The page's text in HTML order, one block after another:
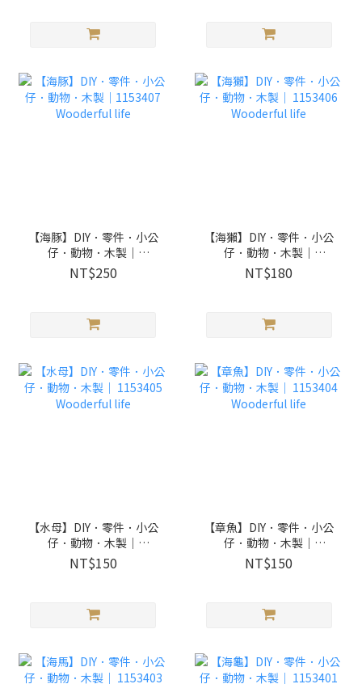
【海豚】DIY．零件．小公
仔．動物．木製｜
1153407 Wooderful life
NT$250
【海獺】DIY．零件．小公
仔．動物．木製｜
1153406 Wooderful life
NT$180
【水母】DIY．零件．小公
仔．動物．木製｜
1153405 Wooderful life
NT$150
【章魚】DIY．零件．小公
仔．動物．木製｜
1153404 Wooderful life
NT$150